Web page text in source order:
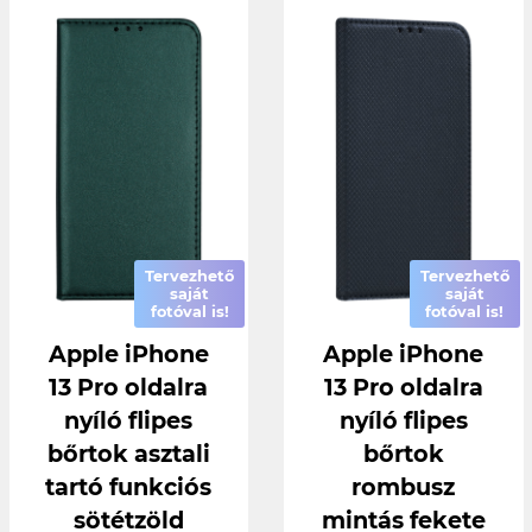
Tervezhető
saját
fotóval is!
Apple iPhone
13 Pro oldalra
nyíló flipes
bőrtok asztali
tartó funkciós
sötétzöld
Tervezhető
saját
fotóval is!
Apple iPhone
13 Pro oldalra
nyíló flipes
bőrtok
rombusz
mintás fekete